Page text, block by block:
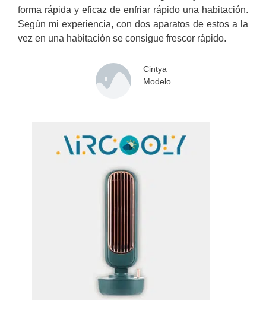
forma rápida y eficaz de enfriar rápido una habitación.
Según mi experiencia, con dos aparatos de estos a la
vez en una habitación se consigue frescor rápido.
Cintya
Modelo